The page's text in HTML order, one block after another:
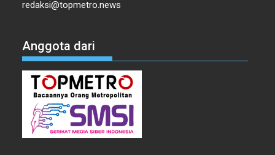
redaksi@topmetro.news
Anggota dari